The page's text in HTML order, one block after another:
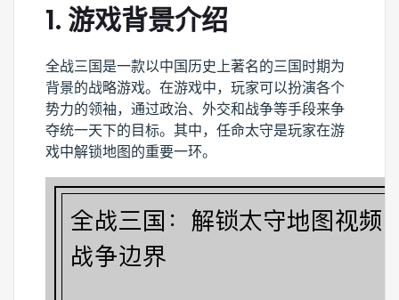
1. 游戏背景介绍
全战三国是一款以中国历史上著名的三国时期为
背景的战略游戏。在游戏中，玩家可以扮演各个
势力的领袖，通过政治、外交和战争等手段来争
夺统一天下的目标。其中，任命太守是玩家在游
戏中解锁地图的重要一环。